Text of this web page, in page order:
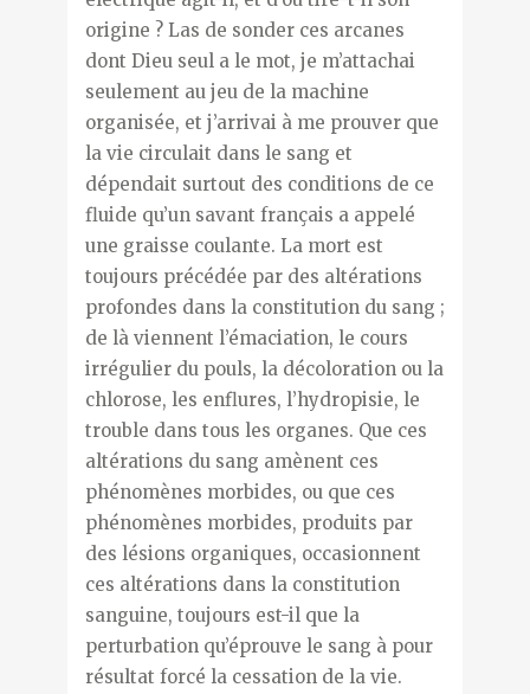
origine ? Las de sonder ces arcanes
dont Dieu seul a le mot, je m’attachai
seulement au jeu de la machine
organisée, et j’arrivai à me prouver que
la vie circulait dans le sang et
dépendait surtout des conditions de ce
fluide qu’un savant français a appelé
une graisse coulante. La mort est
toujours précédée par des altérations
profondes dans la constitution du sang ;
de là viennent l’émaciation, le cours
irrégulier du pouls, la décoloration ou la
chlorose, les enflures, l’hydropisie, le
trouble dans tous les organes. Que ces
altérations du sang amènent ces
phénomènes morbides, ou que ces
phénomènes morbides, produits par
des lésions organiques, occasionnent
ces altérations dans la constitution
sanguine, toujours est-il que la
perturbation qu’éprouve le sang à pour
résultat forcé la cessation de la vie.